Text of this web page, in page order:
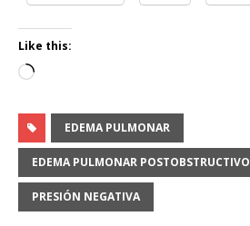
Like this:
Loading…
EDEMA PULMONAR
EDEMA PULMONAR POSTOBSTRUCTIVO
PRESIÓN NEGATIVA